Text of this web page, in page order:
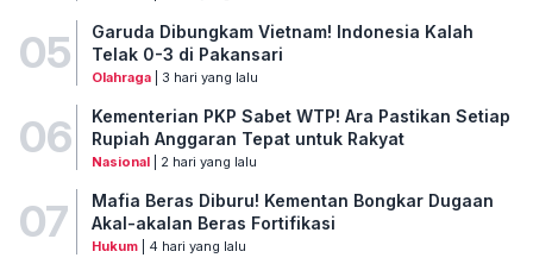
05
Garuda Dibungkam Vietnam! Indonesia Kalah
Telak 0-3 di Pakansari
Olahraga| 3 hari yang lalu
06
Kementerian PKP Sabet WTP! Ara Pastikan Setiap
Rupiah Anggaran Tepat untuk Rakyat
Nasional| 2 hari yang lalu
07
Mafia Beras Diburu! Kementan Bongkar Dugaan
Akal-akalan Beras Fortifikasi
Hukum| 4 hari yang lalu